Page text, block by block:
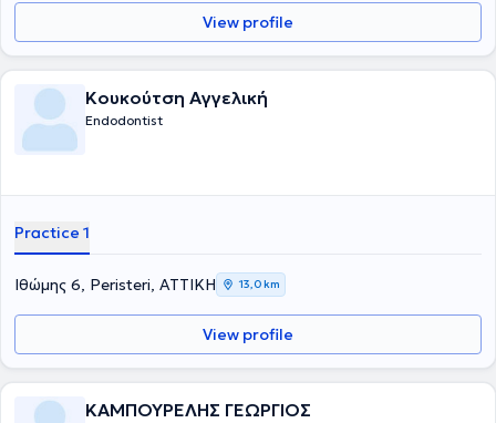
View profile
Κουκούτση Αγγελική
Endodontist
Practice 1
Ιθώμης 6, Peristeri, ΑΤΤΙΚΗ 13,0 km
View profile
ΚΑΜΠΟΥΡΕΛΗΣ ΓΕΩΡΓΙΟΣ